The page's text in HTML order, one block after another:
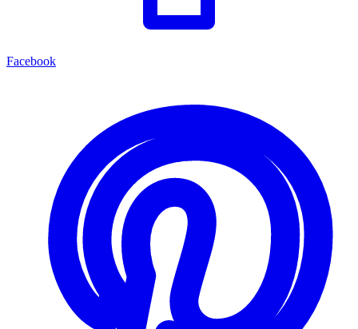
Facebook